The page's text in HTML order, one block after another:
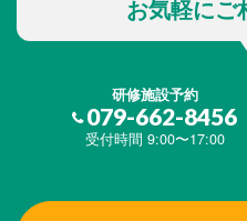
お気軽にご
研修施設予約
079-662-8456
受付時間 9:00〜17:00